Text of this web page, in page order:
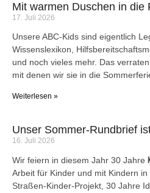
Mit warmen Duschen in die
17. Juli 2026
Unsere ABC-Kids sind eigentlich
Wissenslexikon,
und noch vieles mehr. Das
mit denen wir sie in die
Weiterlesen »
Unser Sommer-Rundbrief
16. Juli 2026
Wir feiern in diesem Jahr 30 Jahre
Arbeit für Kinder und mit Kindern
Straßen-Kinder-Projekt, 30 Jahre